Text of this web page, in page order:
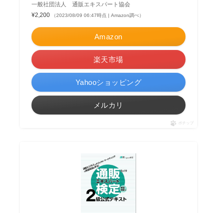
一般社団法人 通販エキスパート協会
¥2,200
（2023/08/09 06:47時点 | Amazon調べ）
Amazon
楽天市場
Yahooショッピング
メルカリ
ポチップ